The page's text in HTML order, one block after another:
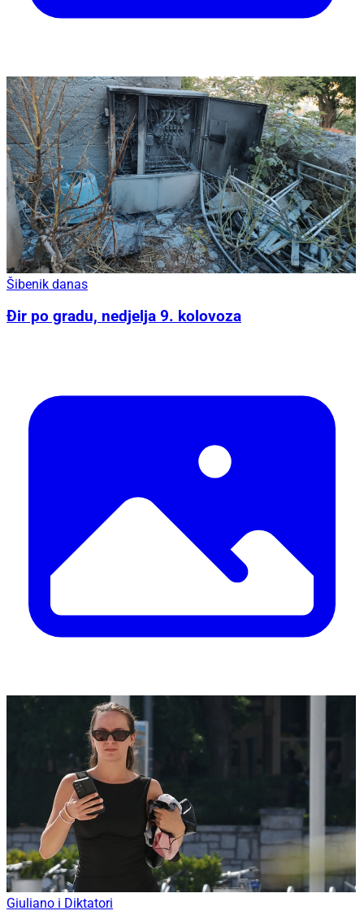
Šibenik danas
Đir po gradu, nedjelja 9. kolovoza
Giuliano i Diktatori